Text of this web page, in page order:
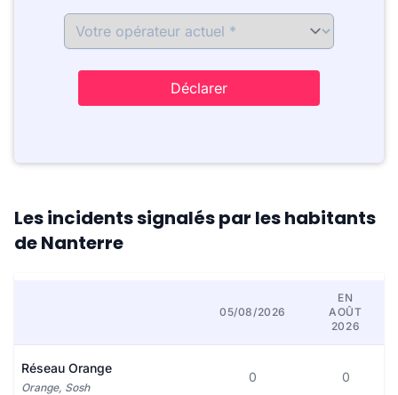
Déclarer
Les incidents signalés par les habitants
de Nanterre
05/08/2026
EN
AOÛT
2026
Réseau Orange
Orange, Sosh
0 0